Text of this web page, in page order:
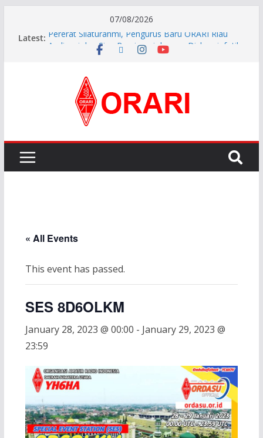
07/08/2026
Latest: Pererat Silaturahmi, Pengurus Baru ORARI Riau
Audiensi dan Siap Bersinergi dengan Diskominfotik
Preparatory Group for WRC-27 )
Aftiyedi Dalimunthe (YC5NNF) Resmi Pimpin ORARI
Lokal Bengkalis 2026–2029, Dikukuhkan Langsung
Ketua Orari Daerah Riau
Riau Beserta Jajaran Hadiri Muslok III Bengkalis
« All Events
This event has passed.
SES 8D6OLKM
January 28, 2023 @ 00:00 - January 29, 2023 @
23:59